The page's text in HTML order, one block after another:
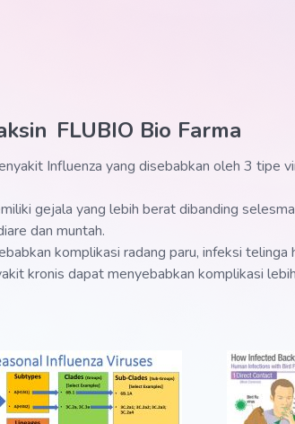
FLUBIO Bio Farma
Influenza yang disebabkan oleh 3 tipe
gejala yang lebih berat dibanding
dan muntah.
komplikasi radang paru, infeksi
kronis dapat menyebabkan komplikasi